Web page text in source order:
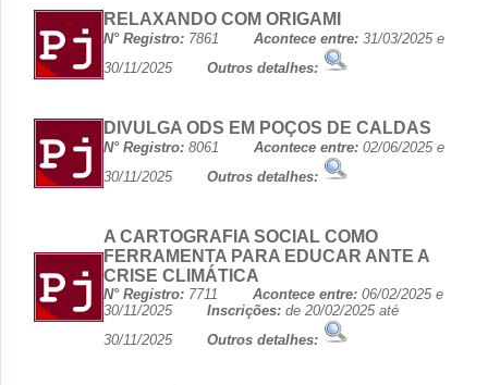
RELAXANDO COM ORIGAMI
N° Registro: 7861 Acontece entre: 31/03/2025 e
30/11/2025 Outros detalhes:
DIVULGA ODS EM POÇOS DE CALDAS
N° Registro: 8061 Acontece entre: 02/06/2025 e
30/11/2025 Outros detalhes:
A CARTOGRAFIA SOCIAL COMO
FERRAMENTA PARA EDUCAR ANTE A
CRISE CLIMÁTICA
N° Registro: 7711 Acontece entre: 06/02/2025 e
30/11/2025 Inscrições: de 20/02/2025 até
30/11/2025 Outros detalhes: